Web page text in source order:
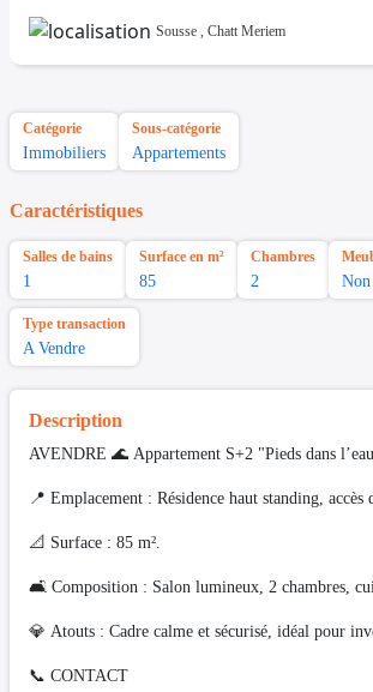
Sousse , Chatt Meriem
Catégorie
Immobiliers
Sous-catégorie
Appartements
Caractéristiques
Salles de bains
1
Surface en m²
85
Chambres
2
Type transaction
A Vendre
Description
AVENDRE ​🌊 Appartement S+2 "Pieds dans
​📍 Emplacement : Résidence haut standing, accès
📐 Surface : 85 m².
🛋️ Composition : Salon lumineux, 2 chambres,
💎 Atouts : Cadre calme et sécurisé, idéal pour
​📞 CONTACT